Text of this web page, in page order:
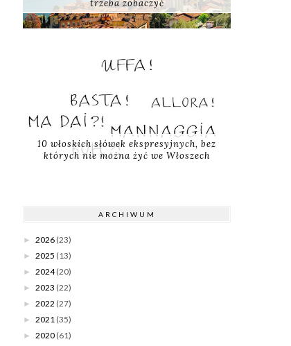
trzeba zobaczyć
10 włoskich słówek ekspresyjnych, bez
których nie można żyć we Włoszech
ARCHIWUM
► 2026 (23)
► 2025 (13)
► 2024 (20)
► 2023 (22)
► 2022 (27)
► 2021 (35)
► 2020 (61)